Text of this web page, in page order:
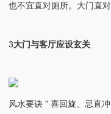
也不宜直对厕所。大门直
3大门与客厅应设玄关
风水要诀 " 喜回旋、忌直